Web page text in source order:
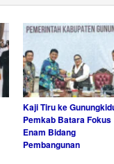
Kaji Tiru ke
Pemkab Batara Fokus
Enam Bidang
Pembangunan